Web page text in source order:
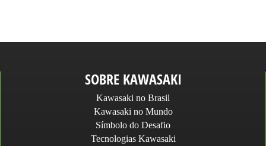
SOBRE KAWASAKI
Kawasaki no Brasil
Kawasaki no Mundo
Símbolo do Desafio
Tecnologias Kawasaki